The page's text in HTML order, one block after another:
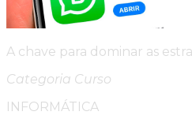
A chave para dominar as
Categoria Curso
INFORMÁTICA